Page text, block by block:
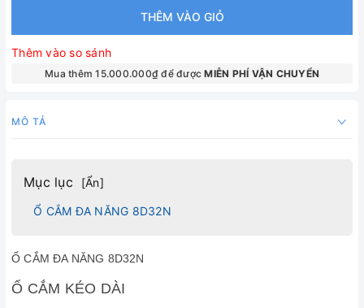
THÊM VÀO GIỎ
Thêm vào so sánh
Mua thêm 15.000.000₫ để đượcMIỄN PHÍ VẬN CHUYỂN
MÔ TẢ
Mục lục [Ẩn]
Ổ CẮM ĐA NĂNG 8D32N
Ổ CẮM ĐA NĂNG 8D32N
Ổ CẮM KÉO DÀI